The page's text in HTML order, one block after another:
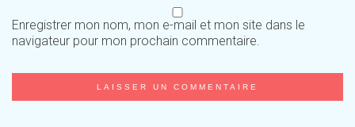
Enregistrer mon nom, mon e-mail et mon site dans le
navigateur pour mon prochain commentaire.